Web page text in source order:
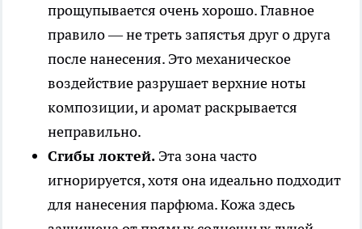
прощупывается очень хорошо. Главное
правило — не треть запястья друг о друга
после нанесения. Это механическое
воздействие разрушает верхние ноты
композиции, и аромат раскрывается
неправильно.
Сгибы локтей. Эта зона часто
игнорируется, хотя она идеально подходит
для нанесения парфюма. Кожа здесь